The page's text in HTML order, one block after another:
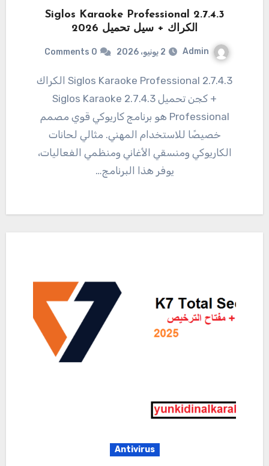
Siglos Karaoke Professional 2.7.4.3
الكراك + سيل تحميل 2026
Admin 2 يونيو، 2026 0 Comments
2.7.4.3 Siglos Karaoke Professional الكراك
+ كجن تحميل 2.7.4.3 Siglos Karaoke
Professional هو برنامج كاريوكي قوي مصمم
خصيصًا للاستخدام المهني. مثالي لحانات
الكاريوكي ومنسقي الأغاني ومنظمي الفعاليات،
يوفر هذا البرنامج…
Antivirus